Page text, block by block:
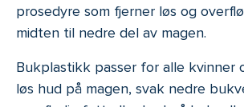
prosedyre som fjerner løs og
midten til nedre del av magen.
Bukplastikk passer for alle kvinner
løs hud på magen, svak nedre